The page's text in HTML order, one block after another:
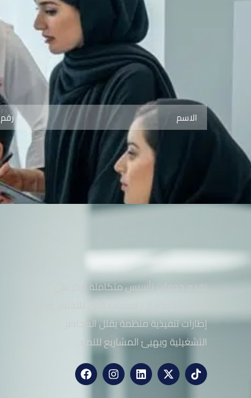
نقدم خدمات تأسيس متكاملة تركز على
إطارات تنفيذية منظمة يقلل المخاطر
التشغيلية ويهيئ المشاريع للنمو.